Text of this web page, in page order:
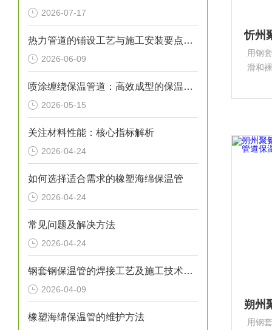
2026-07-17
热力管道的铺设工艺与施工安装要点解析
2026-06-09
喷涂缠绕保温管道：高效成型的保温输送核心装备
2026-05-15
关注材料性能：核心指标解析
2026-04-24
如何选择适合需求的橡塑海绵保温管
2026-04-24
常见问题及解决方法
2026-04-24
钢套钢保温管的焊接工艺及施工技术研究
2026-04-09
橡塑海绵保温管的维护方法
用钢
滑和
实用
用钢